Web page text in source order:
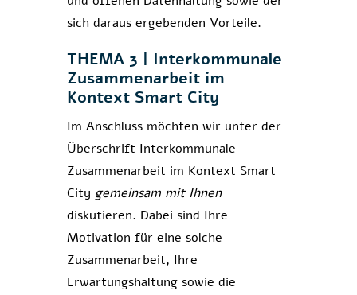
sich daraus ergebenden Vorteile.
THEMA 3 | Interkommunale
Zusammenarbeit im
Kontext Smart City
Im Anschluss möchten wir unter der
Überschrift Interkommunale
Zusammenarbeit im Kontext Smart
City gemeinsam mit Ihnen
diskutieren. Dabei sind Ihre
Motivation für eine solche
Zusammenarbeit, Ihre
Erwartungshaltung sowie die